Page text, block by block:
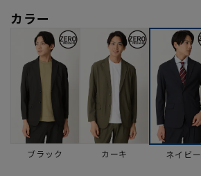
カラー
ブラック カーキ ネイビー